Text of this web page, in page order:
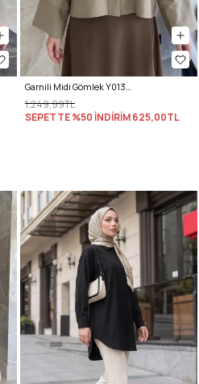
Garnili Midi Gömlek Y0138 - AÇIK HAKİ
1.249,99TL
SEPETTE %50 İNDİRİM625,00TL